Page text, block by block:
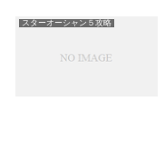
スターオーシャン５攻略